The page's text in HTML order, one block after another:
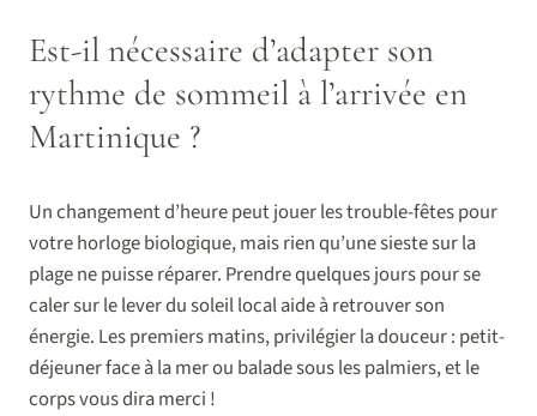
Est-il nécessaire d’adapter son
rythme de sommeil à l’arrivée en
Martinique ?
Un changement d’heure peut jouer les trouble-fêtes pour
votre horloge biologique, mais rien qu’une sieste sur la
plage ne puisse réparer. Prendre quelques jours pour se
caler sur le lever du soleil local aide à retrouver son
énergie. Les premiers matins, privilégier la douceur : petit-
déjeuner face à la mer ou balade sous les palmiers, et le
corps vous dira merci !